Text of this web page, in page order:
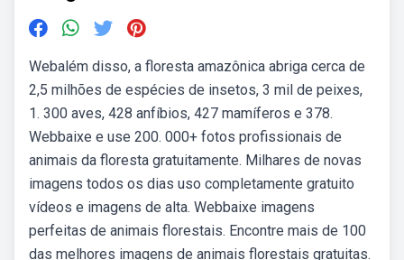
Webalém disso, a floresta amazônica abriga cerca de
2,5 milhões de espécies de insetos, 3 mil de peixes,
1. 300 aves, 428 anfíbios, 427 mamíferos e 378.
Webbaixe e use 200. 000+ fotos profissionais de
animais da floresta gratuitamente. Milhares de novas
imagens todos os dias uso completamente gratuito
vídeos e imagens de alta. Webbaixe imagens
perfeitas de animais florestais. Encontre mais de 100
das melhores imagens de animais florestais gratuitas.